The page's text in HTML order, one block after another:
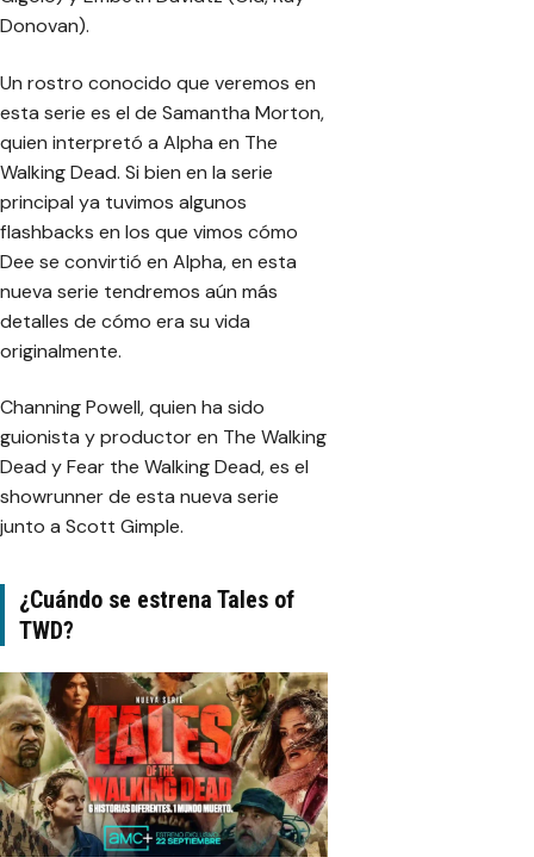
Donovan).
Un rostro conocido que veremos en
esta serie es el de Samantha Morton,
quien interpretó a Alpha en The
Walking Dead. Si bien en la serie
principal ya tuvimos algunos
flashbacks en los que vimos cómo
Dee se convirtió en Alpha, en esta
nueva serie tendremos aún más
detalles de cómo era su vida
originalmente.
Channing Powell, quien ha sido
guionista y productor en The Walking
Dead yFear the Walking Dead, es el
showrunner de esta nueva serie
junto a Scott Gimple.
¿Cuándo se estrena Tales of
TWD?